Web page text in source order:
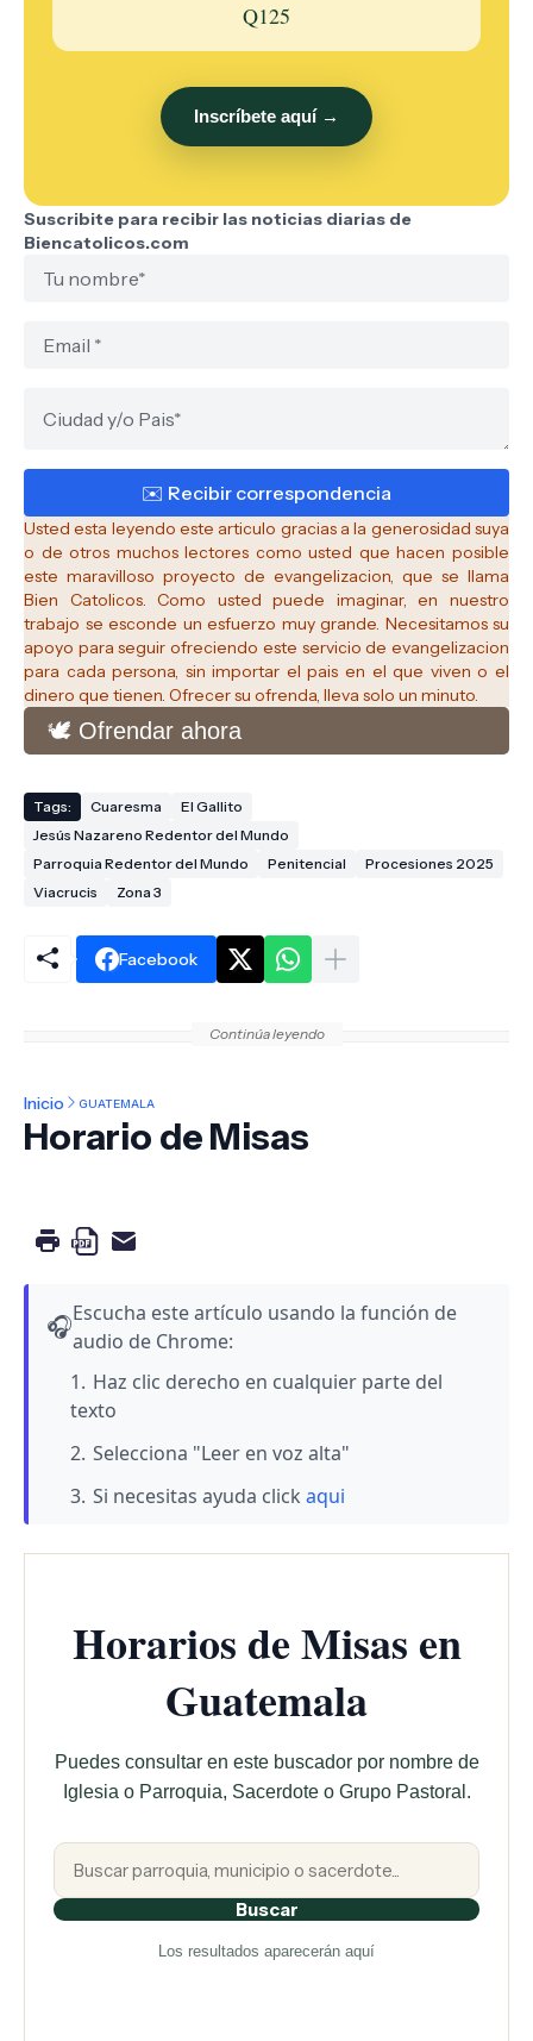
Q125
Inscríbete aquí →
Suscribite para recibir las noticias diarias de
Biencatolicos.com
Usted esta leyendo este articulo gracias a la generosidad suya
o de otros muchos lectores como usted que hacen posible
este maravilloso proyecto de evangelizacion, que se llama
Bien Catolicos.Como usted puede imaginar, en nuestro
trabajo se esconde un esfuerzo muy grande. Necesitamos su
apoyo para seguir ofreciendo este servicio de evangelizacion
para cada persona, sin importar el pais en el que viven o el
dinero que tienen. Ofrecer su ofrenda, lleva solo un minuto.
🕊️ Ofrendar ahora
Tags: Cuaresma
El Gallito
Jesús Nazareno Redentor del Mundo
Parroquia Redentor del Mundo
Penitencial
Procesiones 2025
Viacrucis
Zona 3
Facebook
Continúa leyendo
Inicio GUATEMALA
Horario de Misas
🎧Escucha este artículo usando la función de
audio de Chrome:
Haz clic derecho en cualquier parte del
texto
Selecciona "Leer en voz alta"
Si necesitas ayuda click aqui
Horarios de Misas en
Guatemala
Puedes consultar en este buscador por nombre de
Iglesia o Parroquia, Sacerdote o Grupo Pastoral.
Buscar
Los resultados aparecerán aquí